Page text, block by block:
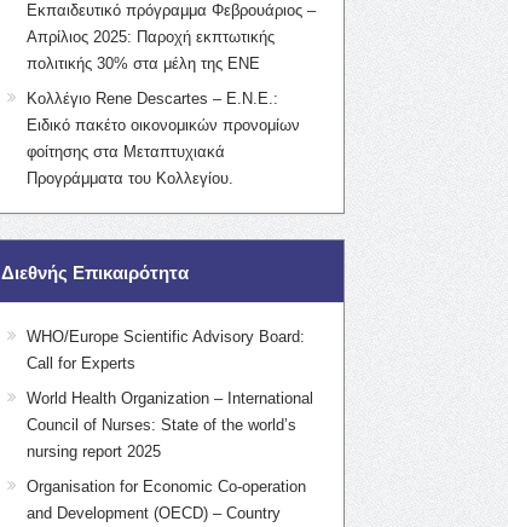
Εκπαιδευτικό πρόγραμμα Φεβρουάριος –
Απρίλιος 2025: Παροχή εκπτωτικής
πολιτικής 30% στα μέλη της ΕΝΕ
Κολλέγιο Rene Descartes – Ε.Ν.Ε.:
Ειδικό πακέτο οικονομικών προνομίων
φοίτησης στα Μεταπτυχιακά
Προγράμματα του Κολλεγίου.
Διεθνής Επικαιρότητα
WHO/Europe Scientific Advisory Board:
Call for Experts
World Health Organization – International
Council of Nurses: State of the world’s
nursing report 2025
Organisation for Economic Co-operation
and Development (OECD) – Country